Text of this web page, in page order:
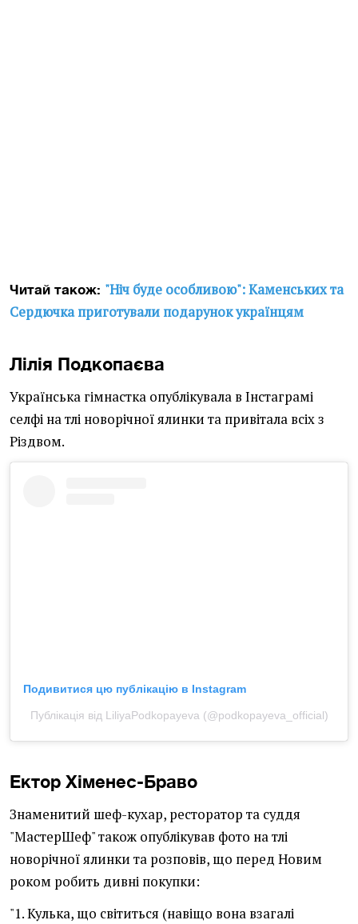
Читай також: "Ніч буде особливою": Каменських та
Сердючка приготували подарунок українцям
Лілія Подкопаєва
Українська гімнастка опублікувала в Інстаграмі
селфі на тлі новорічної ялинки та привітала всіх з
Різдвом.
Подивитися цю публікацію в Instagram
Публікація від LiliyaPodkopayeva (@podkopayeva_official)
Ектор Хіменес-Браво
Знаменитий шеф-кухар, ресторатор та суддя
"МастерШеф" також опублікував фото на тлі
новорічної ялинки та розповів, що перед Новим
роком робить дивні покупки:
"1. Кулька, що світиться (навіщо вона взагалі